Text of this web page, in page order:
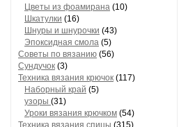
Цветы из фоамирана (10)
Шкатулки (16)
Шнуры и шнурочки (43)
Эпоксидная смола (5)
Советы по вязанию (56)
Сундучок (3)
Техника вязания крючок (117)
Наборный край (5)
узоры (31)
Уроки вязания крючком (54)
Техника вязания спицы (315)